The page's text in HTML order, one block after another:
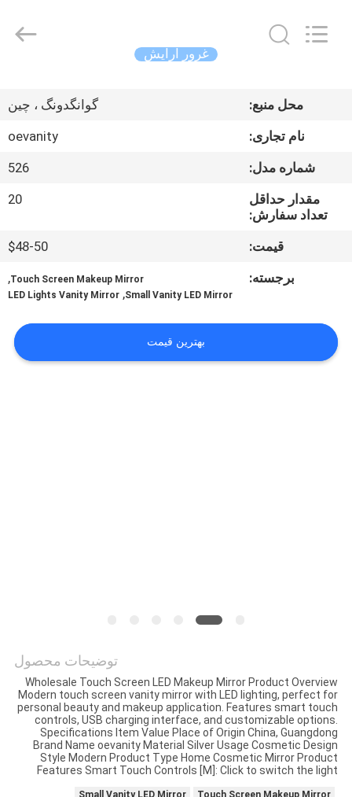
محصولات
های
دربارهی
ما
موارد
درخواست
نقل
قول
Furniture
غرور آرایش
محل منبع:
گوانگدونگ ، چین
نام تجاری:
oevanity
شماره مدل:
526
مقدار حداقل
تعداد سفارش:
20
قیمت:
$48-50
برجسته:
Touch Screen Makeup Mirror
,
Small Vanity LED Mirror
,
LED Lights Vanity Mirror
بهترین قیمت
توضیحات محصول
Wholesale Touch Screen LED Makeup Mirror Product Overview
Modern touch screen vanity mirror with LED lighting, perfect for
personal beauty and makeup application. Features smart touch
controls, USB charging interface, and customizable options.
Specifications Item Value Place of Origin China, Guangdong
Brand Name oevanity Material Silver Usage Cosmetic Design
Style Modern Product Type Home Cosmetic Mirror Product
Features Smart Touch Controls [M]: Click to switch the light